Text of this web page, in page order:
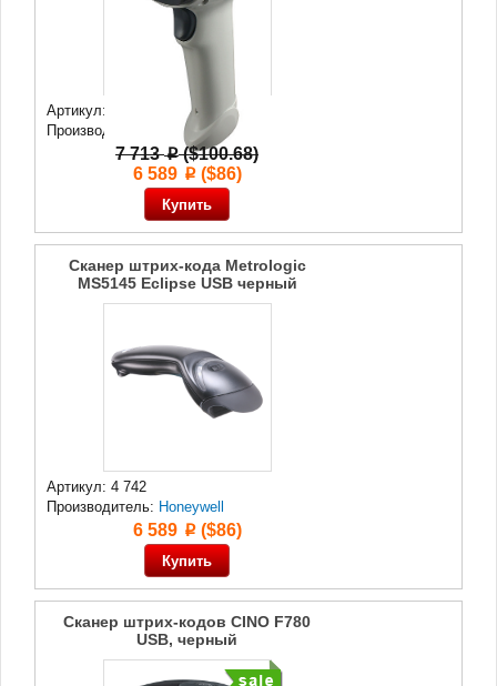
Артикул: 43 369
Производитель:
Cino
7 713p($100.68)
6 589 p($86)
Сканер штрих-кода Metrologic
MS5145 Eclipse USB черный
Артикул: 4 742
Производитель: Honeywell
6 589 p($86)
Сканер штрих-кодов CINO F780
USB, черный